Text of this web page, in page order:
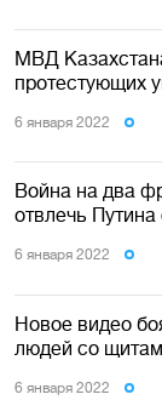
МВД
протестующих
6 января 2022
Война на два
отвлечь
6 января 2022
Новое видео
людей со
6 января 2022